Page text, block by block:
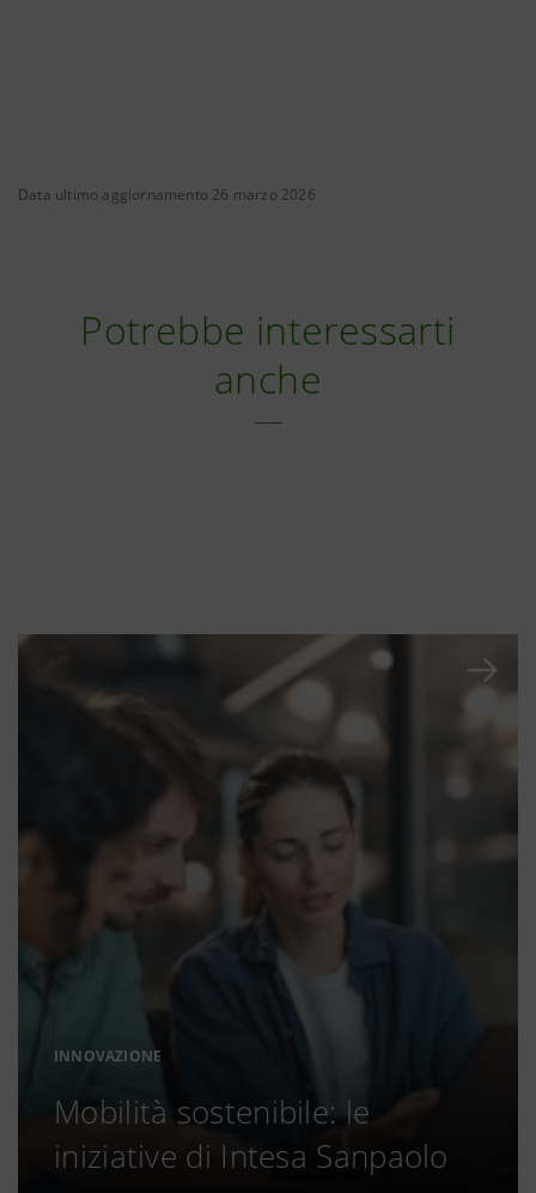
Data ultimo aggiornamento 26 marzo 2026
Potrebbe interessarti
anche
INNOVAZIONE
Mobilità sostenibile: le
iniziative di Intesa Sanpaolo